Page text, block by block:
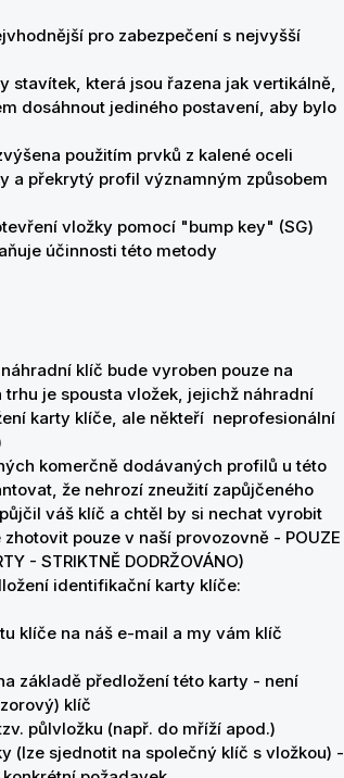
pro zabezpečení s nejvyšší
stavítek, která jsou řazena jak vertikálně,
dosáhnout jediného postavení, aby bylo
použitím prvků z kalené oceli
a překrytý profil významným způsobem
vložky pomocí "bump key" (SG)
účinnosti této metody
klíč bude vyroben pouze na
trhu je spousta vložek, jejichž náhradní
karty klíče, ale někteří neprofesionální
komerčně dodávaných profilů u této
že nehrozí zneužití zapůjčeného
váš klíč a chtěl by si nechat vyrobit
pouze v naší provozovně - POUZE
- STRIKTNĚ DODRŽOVÁNO)
identifikační karty klíče:
klíče na náš e-mail a my vám klíč
základě předložení této karty - není
klíč
půlvložku (např. do mříží apod.)
(lze sjednotit na společný klíč s vložkou) -